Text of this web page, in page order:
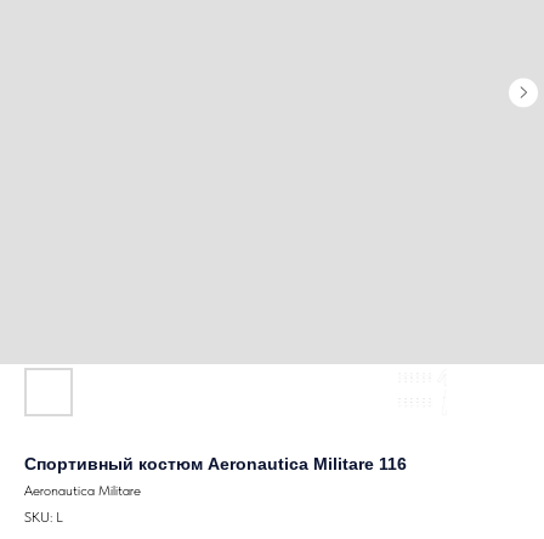
Спортивный костюм Aeronautica Militare 116
Aeronautica Militare
SKU: L